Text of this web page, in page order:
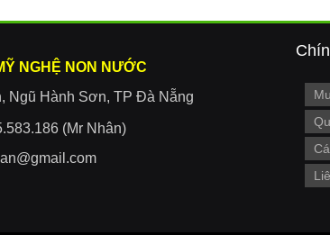
NGHỆ NON NƯỚC
Ngũ Hành Sơn, TP Đà Nẵng
(Mr Nhân)